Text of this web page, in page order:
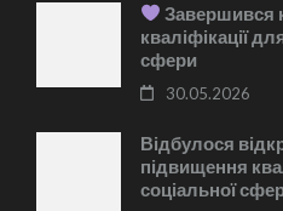
Завершився
кваліфікації
сфери
30.05.2026
Відбулося
підвищення
соціальної